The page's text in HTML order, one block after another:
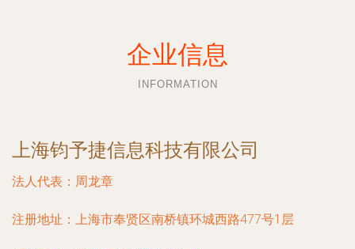
企业信息
INFORMATION
上海钧予捷信息科技有限公司
法人代表： 周龙章
注册地址： 上海市奉贤区南桥镇环城西路477号1层